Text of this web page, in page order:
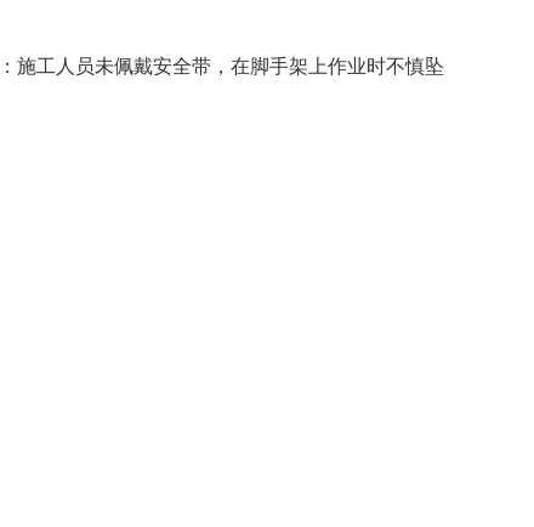
施工人员未佩戴安全带，在脚手架上作业时不慎坠